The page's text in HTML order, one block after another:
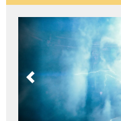
Previous